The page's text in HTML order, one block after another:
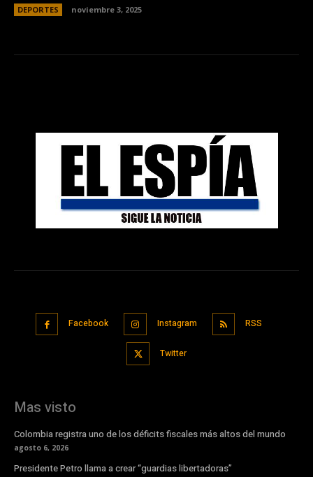
DEPORTES noviembre 3, 2025
Facebook Instagram RSS
Twitter
Mas visto
Colombia registra uno de los déficits fiscales más altos del mundo
agosto 6, 2026
Presidente Petro llama a crear “guardias libertadoras”